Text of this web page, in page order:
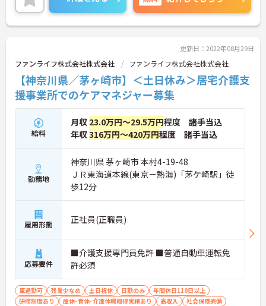
更新日：2022年08月29日
ファンライフ株式会社株式会社 ファンライフ株式会社株式会社
【神奈川県／茅ヶ崎市】＜土日休み＞居宅介護支
援事業所でのケアマネジャー募集
給料
月収 23.0万円～29.5万円程度 諸手当込
年収316万円～420万円程度 諸手当込
勤務地
神奈川県 茅ヶ崎市 本村4-19-48
ＪＲ東海道本線(東京－熱海)「茅ケ崎駅」徒
歩12分
雇用形態 正社員(正職員)
応募要件
■介護支援専門員免許 ■普通自動車運転免
許必須
車通勤可 残業少なめ 土日祝休 日勤のみ
年間休日110日以上
研修制度あり
産休･育休･介護休暇取得実績あり 高収入
社会保険完備